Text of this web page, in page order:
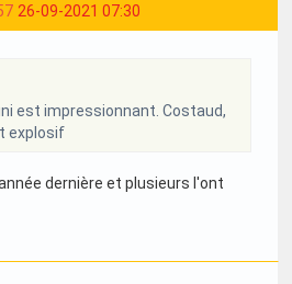
26-09-2021 07:30
est impressionnant. Costaud,
explosif
dernière et plusieurs l'ont